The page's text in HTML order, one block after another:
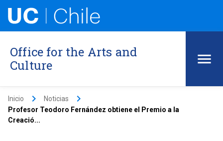
Office for the Arts and
Culture
Inicio keyboard_arrow_right Noticias keyboard_arrow_right
Profesor Teodoro Fernández obtiene el Premio a la
Creació...